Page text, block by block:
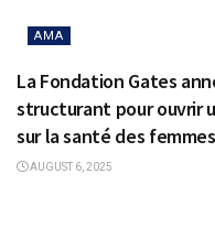
AMA
La Fondation Gates
structurant pour ouvrir
sur la santé des femmes
AUGUST 6, 2025